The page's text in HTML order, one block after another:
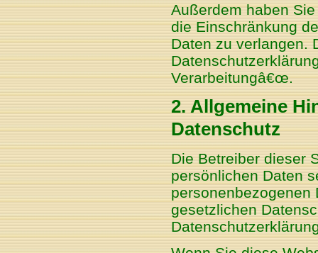
Außerdem haben
die Einschränkung
Daten zu verlangen.
Verarbeitungâ€œ.
2. Allgemeine
Datenschutz
Die Betreiber dieser
persönlichen Daten
personenbezogenen
gesetzlichen